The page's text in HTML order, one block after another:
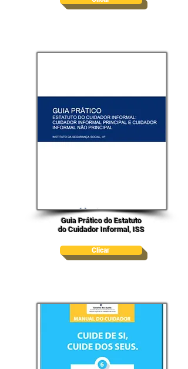
Guia Prático do Estatuto
do Cuidador Informal, ISS
Clicar